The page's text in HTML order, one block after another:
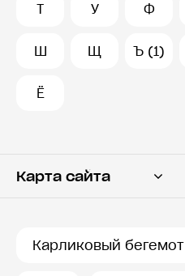
Т У Ф
Ш Щ Ъ (1)
Ё
Карта сайта
Карликовый бегемот